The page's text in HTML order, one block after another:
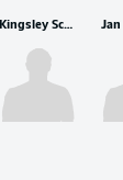
Kingsley Schindler